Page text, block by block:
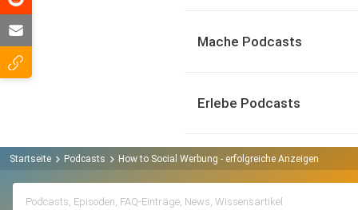
Mache Podcasts
Erlebe Podcasts
Startseite Podcasts How to Social Werbung - erfolgreiche Anzeigen auf